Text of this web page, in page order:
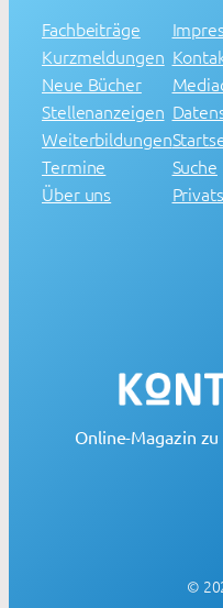
Fachbeiträge
Kurzmeldungen
Neue Bücher
Stellenanzeigen
Weiterbildungen
Termine
Über uns
Suche
Online-Magazin
©